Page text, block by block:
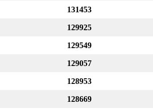
131453
129925
129549
129057
128953
128669